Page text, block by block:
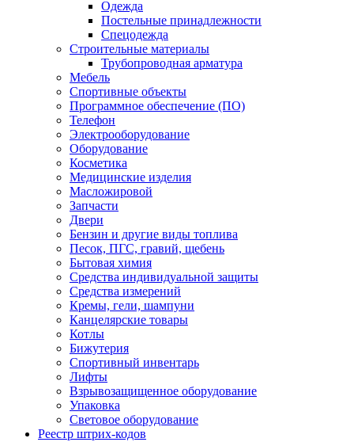
Одежда
Постельные принадлежности
Спецодежда
Строительные материалы
Трубопроводная арматура
Мебель
Спортивные объекты
Программное обеспечение (ПО)
Телефон
Электрооборудование
Оборудование
Косметика
Медицинские изделия
Масложировой
Запчасти
Двери
Бензин и другие виды топлива
Песок, ПГС, гравий, щебень
Бытовая химия
Средства индивидуальной защиты
Средства измерений
Кремы, гели, шампуни
Канцелярские товары
Котлы
Бижутерия
Спортивный инвентарь
Лифты
Взрывозащищенное оборудование
Упаковка
Световое оборудование
Реестр штрих-кодов